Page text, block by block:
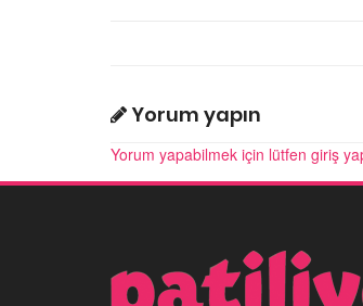
Yorum yapın
Yorum yapabilmek için lütfen giriş